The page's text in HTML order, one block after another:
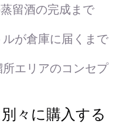
留酒の完成まで
が倉庫に届くまで
所エリアのコンセプ
々に購入する